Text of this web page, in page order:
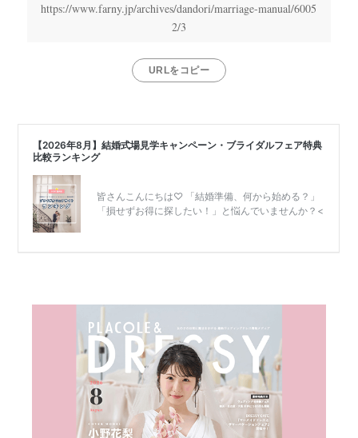
https://www.farny.jp/archives/dandori/marriage-manual/6005
2/3
URLをコピー
結
式